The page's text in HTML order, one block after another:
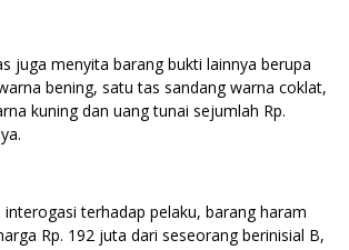
juga menyita barang bukti lainnya berupa
bening, satu tas sandang warna coklat,
kuning dan uang tunai sejumlah Rp.
interogasi terhadap pelaku, barang haram
Rp. 192 juta dari seseorang berinisial B,